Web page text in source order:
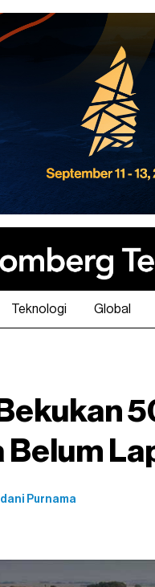
Teknologi Global
Belum
Purnama